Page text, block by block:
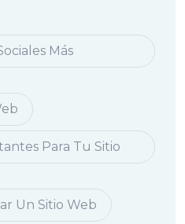
Más
Para Tu Sitio
Un Sitio Web